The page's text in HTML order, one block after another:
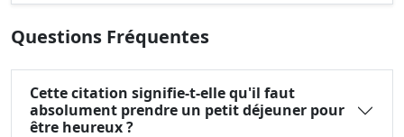
Questions Fréquentes
Cette citation signifie-t-elle qu'il faut
absolument prendre un petit déjeuner pour
être heureux ?